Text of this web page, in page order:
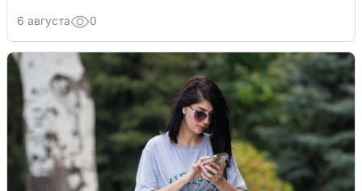
6 августа 0